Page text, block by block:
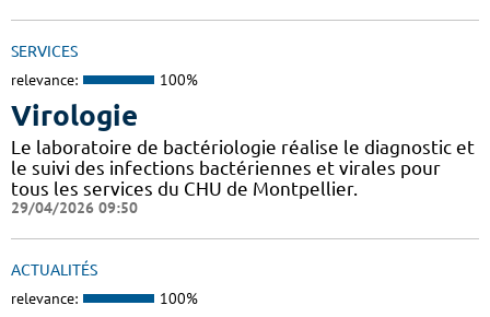
SERVICES
relevance: 100%
Virologie
Le laboratoire de bactériologie réalise le diagnostic et
le suivi des infections bactériennes et virales pour
tous les services du CHU de Montpellier.
29/04/2026 09:50
ACTUALITÉS
relevance: 100%